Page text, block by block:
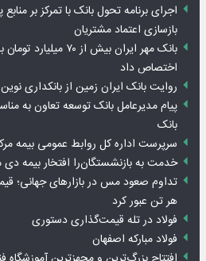
اجرای برنامه تحول بانک با تمرکز بر
بازسازی اعتماد مشتریان
بانک مهر ایران بیش
اختصاص داد
روایت بانک ایران زمین از بانکداری
بانک
سرپرست اداره کل روابط عمومی بیمه
خدمت به بازنشستگان‌را افتخار بیمه دی
هر تن عبور کرد
فولاد در تله قیمت‌گذاری دستوری
فولاد مبارکه اصفهان